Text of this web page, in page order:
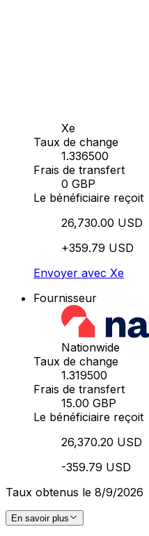
Xe
Taux de change
1.336500
Frais de transfert
0 GBP
Le bénéficiaire reçoit
26,730.00 USD
+359.79 USD
Envoyer avec Xe
Fournisseur
Nationwide
Taux de change
1.319500
Frais de transfert
15.00 GBP
Le bénéficiaire reçoit
26,370.20 USD
-359.79 USD
Taux obtenus le 8/9/2026
En savoir plus